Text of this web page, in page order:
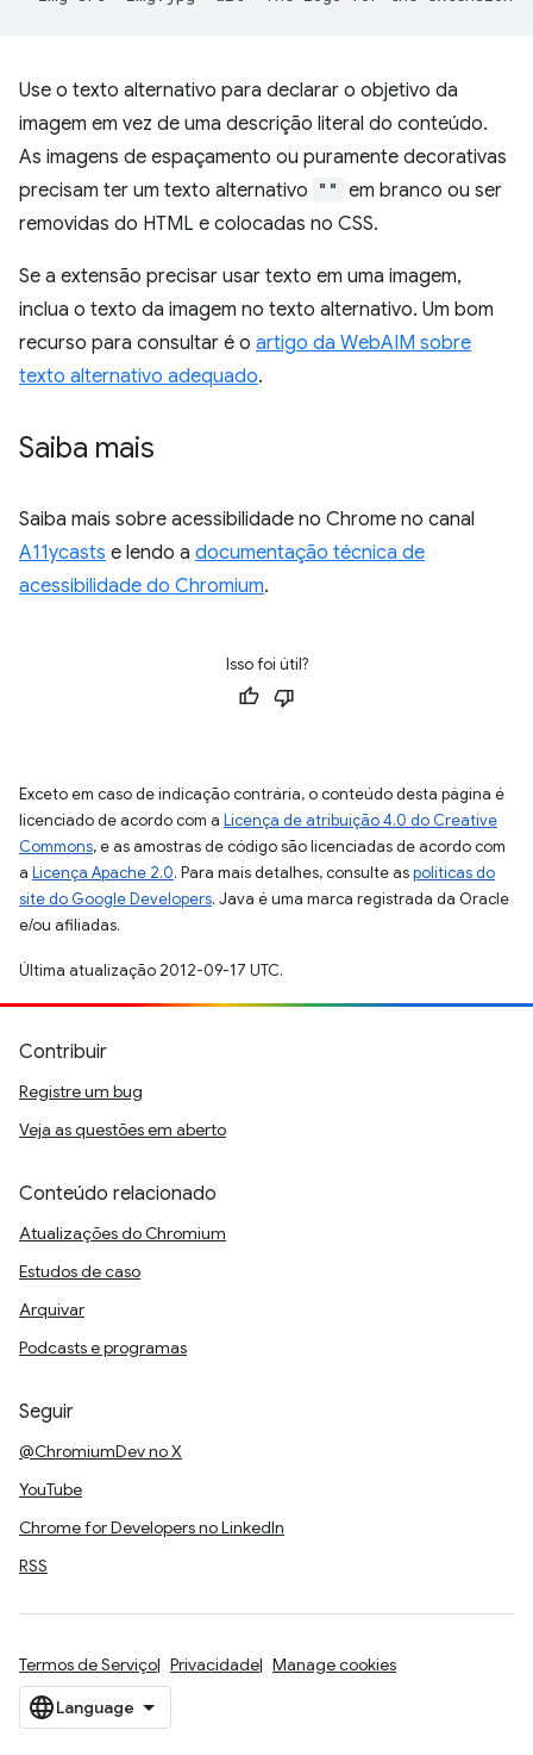
Use o texto alternativo para declarar o objetivo da
imagem em vez de uma descrição literal do conteúdo.
As imagens de espaçamento ou puramente decorativas
precisam ter um texto alternativo "" em branco ou ser
removidas do HTML e colocadas no CSS.
Se a extensão precisar usar texto em uma imagem,
inclua o texto da imagem no texto alternativo. Um bom
recurso para consultar é o artigo da WebAIM sobre
texto alternativo adequado.
Saiba mais
Saiba mais sobre acessibilidade no Chrome no canal
A11ycasts e lendo a documentação técnica de
acessibilidade do Chromium.
Isso foi útil?
Exceto em caso de indicação contrária, o conteúdo desta página é
licenciado de acordo com a Licença de atribuição 4.0 do Creative
Commons, e as amostras de código são licenciadas de acordo com
a Licença Apache 2.0. Para mais detalhes, consulte aspolíticas do
site do Google Developers. Java é uma marca registrada da Oracle
e/ou afiliadas.
Última atualização 2012-09-17 UTC.
Contribuir
Registre um bug
Veja as questões em aberto
Conteúdo relacionado
Atualizações do Chromium
Estudos de caso
Arquivar
Podcasts e programas
Seguir
@ChromiumDev no X
YouTube
Chrome for Developers no LinkedIn
RSS
Termos de Serviço Privacidade Manage cookies